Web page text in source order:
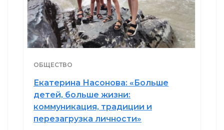
ОБЩЕСТВО
Екатерина Насонова: «Больше
детей, больше жизни:
коммуникация, традиции и
перезагрузка личности»